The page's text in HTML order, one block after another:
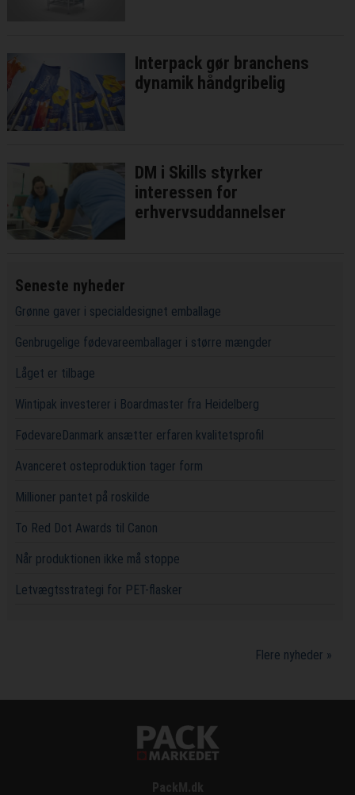
Interpack gør branchens
dynamik håndgribelig
DM i Skills styrker
interessen for
erhvervsuddannelser
Seneste nyheder
Grønne gaver i specialdesignet emballage
Genbrugelige fødevareemballager i større mængder
Låget er tilbage
Wintipak investerer i Boardmaster fra Heidelberg
FødevareDanmark ansætter erfaren kvalitetsprofil
Avanceret osteproduktion tager form
Millioner pantet på roskilde
To Red Dot Awards til Canon
Når produktionen ikke må stoppe
Letvægtsstrategi for PET-flasker
Flere nyheder »
PackM.dk